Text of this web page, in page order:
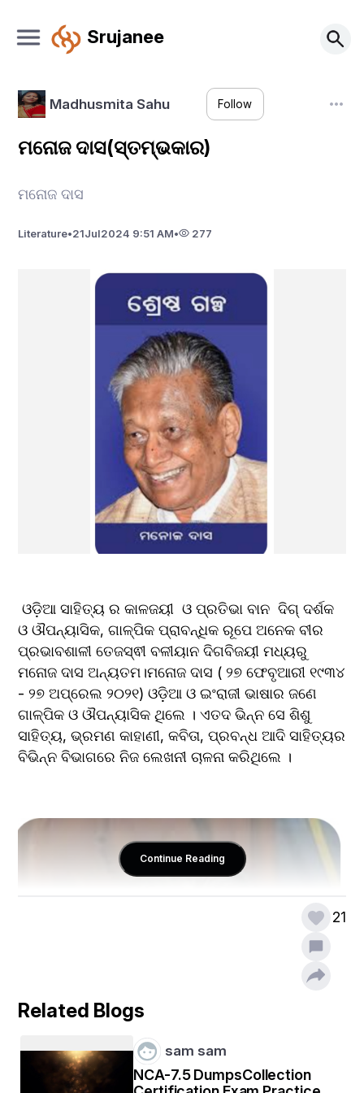
Srujanee
Madhusmita Sahu Follow
ମନୋଜ ଦାସ(ସ୍ତମ୍ଭକାର)
ମନୋଜ ଦାସ
Literature•21Jul2024 9:51 AM• 277
ଓଡ଼ିଆ ସାହିତ୍ୟ ର କାଳଜୟୀ  ଓ ପ୍ରତିଭା ବାନ  ଦିଗ୍ ଦର୍ଶକ
ଓ ଔପନ୍ୟାସିକ, ଗାଳ୍ପିକ ପ୍ରାବନ୍ଧିକ ରୂପେ ଅନେକ ବୀର
ପ୍ରଭାବଶାଳୀ ତେଜସ୍ଵୀ ବଳୀୟାନ ଦିଗବିଜୟୀ ମଧ୍ୟରୁ
ମନୋଜ ଦାସ ଅନ୍ୟତମ।ମନୋଜ ଦାସ ( ୨୭ ଫେବୃଆରୀ ୧୯୩୪
- ୨୭ ଅପ୍ରେଲ ୨୦୨୧) ଓଡ଼ିଆ ଓ ଇଂରାଜୀ ଭାଷାର ଜଣେ
ଗାଳ୍ପିକ ଓ ଔପନ୍ୟାସିକ ଥିଲେ । ଏତଦ ଭିନ୍ନ ସେ ଶିଶୁ
ସାହିତ୍ୟ, ଭ୍ରମଣ କାହାଣୀ, କବିତା, ପ୍ରବନ୍ଧ ଆଦି ସାହିତ୍ୟର
ବିଭିନ୍ନ ବିଭାଗରେ ନିଜ ଲେଖନୀ ଚାଳନା କରିଥିଲେ ।
Continue Reading
21
Related Blogs
sam sam
NCA-7.5 DumpsCollection